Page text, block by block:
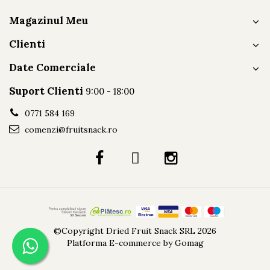
Magazinul Meu
Clienti
Date Comerciale
Suport Clienti 9:00 - 18:00
0771 584 169
comenzi@fruitsnack.ro
©Copyright Dried Fruit Snack SRL 2026
Platforma E-commerce by Gomag